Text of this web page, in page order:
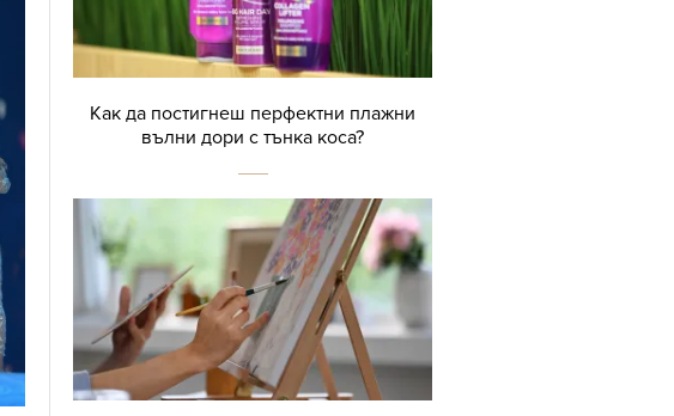
Как да постигнеш перфектни плажни
вълни дори с тънка коса?